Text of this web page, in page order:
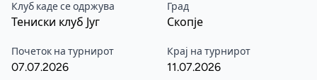
Клуб каде се одржува
Тениски клуб Југ
Град
Скопје
Почеток на турнирот
07.07.2026
Крај на турнирот
11.07.2026